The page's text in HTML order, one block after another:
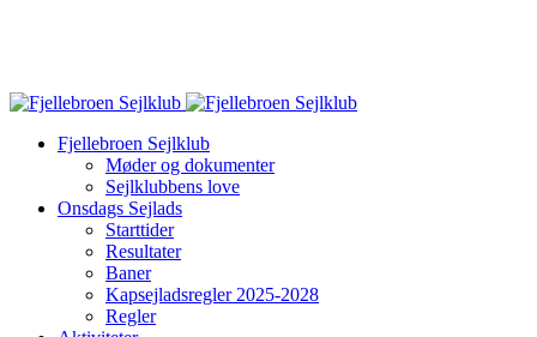
Fjellebroen Sejlklub
Møder og dokumenter
Sejlklubbens love
Onsdags Sejlads
Starttider
Resultater
Baner
Kapsejladsregler 2025-2028
Regler